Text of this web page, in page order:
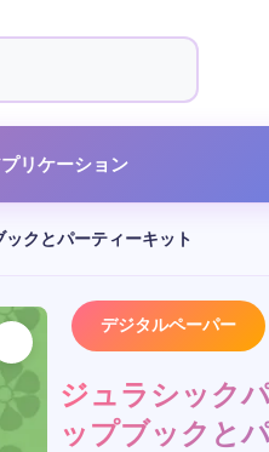
リケーション
クとパーティーキット
デジタルペーパー
ジュラシック
ップブックと